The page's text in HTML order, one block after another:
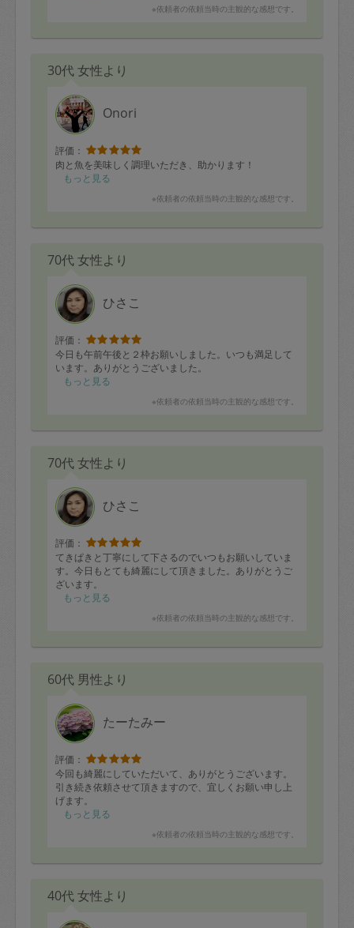
※依頼者の依頼当時の主観的な感想です。
30代 女性より
Onori
評価：
肉と魚を美味しく調理いただき、助かります！
もっと見る
※依頼者の依頼当時の主観的な感想です。
70代 女性より
ひさこ
評価：
今日も午前午後と２枠お願いしました。いつも満足して
います。ありがとうございました。
もっと見る
※依頼者の依頼当時の主観的な感想です。
70代 女性より
ひさこ
評価：
てきぱきと丁寧にして下さるのでいつもお願いしていま
す。今日もとても綺麗にして頂きました。ありがとうご
ざいます。
もっと見る
※依頼者の依頼当時の主観的な感想です。
60代 男性より
たーたみー
評価：
今回も綺麗にしていただいて、ありがとうございます。
引き続き依頼させて頂きますので、宜しくお願い申し上
げます。
もっと見る
※依頼者の依頼当時の主観的な感想です。
40代 女性より